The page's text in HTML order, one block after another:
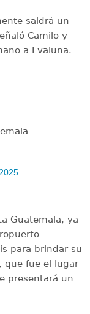
saldrá un
Camilo y
a Evaluna.
Guatemala, ya
para brindar su
que fue el lugar
presentará un